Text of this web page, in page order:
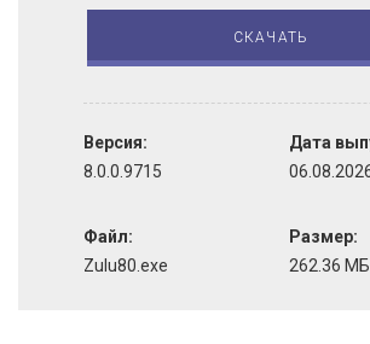
СКАЧАТЬ
Версия:
8.0.0.9715
Дата
Файл:
Zulu80.exe
Размер:
262.36 МБ